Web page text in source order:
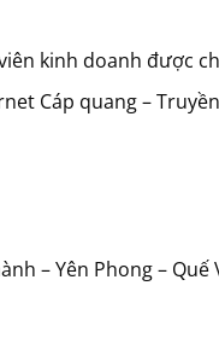
kinh doanh được
Cáp quang – Truyền
– Yên Phong – Quế